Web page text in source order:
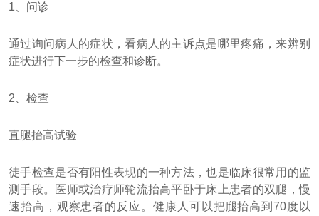
1、问诊
通过询问病人的症状，看病人的主诉点是哪里疼痛，来辨别
症状进行下一步的检查和诊断。
2、检查
直腿抬高试验
徒手检查是否有阳性表现的一种方法，也是临床很常用的监
测手段。医师或治疗师轮流抬高平卧于床上患者的双腿，慢
速抬高，观察患者的反应。健康人可以把腿抬高到70度以